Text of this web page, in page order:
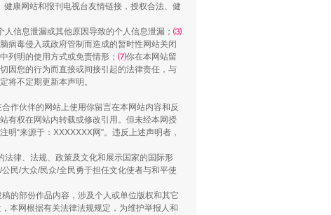
“谁都不怕”的他落马了
康网站和报刊电视台友情链接，授权合法、健
人信息泄漏或其他原因导致的个人信息泄漏； ⑶
病毒侵入或政府管制而造成的暂时性网站关闭
列明的使用方式或免责情形； ⑺你在本网站留
因您的行为而直接或间接引起的法律责任，与
将不定期更新本声明。
作伙伴的网站上使用你留言在本网站内容和反
有权在网站内转载或修改引用。但未经本网授
“来源于：XXXXXXX网”。违反上述声明者，
法律、法规、政策及文化和展示国家的国际形
民/大众/民众/全民勇于担任文化使者与和平使
的部份作品内容，涉及个人或单位版权和其它
本网根据有关法律法规规定，为维护举报人和